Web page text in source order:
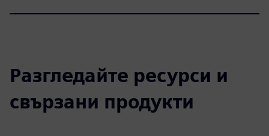
Разгледайте ресурси и
свързани продукти